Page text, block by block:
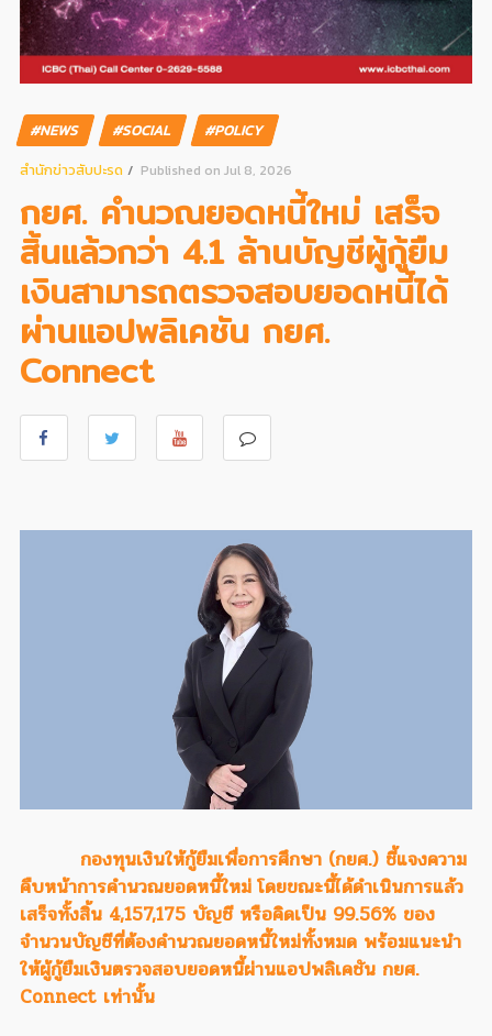
#NEWS #SOCIAL
#POLICY
สํานักข่าวสับปะรด
Published on Jul 8, 2026
กยศ. คำนวณยอดหนี้ใหม่ เสร็จ
สิ้นแล้วกว่า 4.1 ล้านบัญชีผู้กู้ยืม
เงินสามารถตรวจสอบยอดหนี้ได้
ผ่านแอปพลิเคชัน กยศ.
Connect
กองทุนเงินให้กู้ยืมเพื่อการศึกษา (กยศ.) ชี้แจงความ
คืบหน้าการคำนวณยอดหนี้ใหม่ โดยขณะนี้ได้ดำเนินการแล้ว
เสร็จทั้งสิ้น 4,157,175 บัญชี หรือคิดเป็น 99.56% ของ
จำนวนบัญชีที่ต้องคำนวณยอดหนี้ใหม่ทั้งหมด พร้อมแนะนำ
ให้ผู้กู้ยืมเงินตรวจสอบยอดหนี้ผ่านแอปพลิเคชัน กยศ.
Connect เท่านั้น